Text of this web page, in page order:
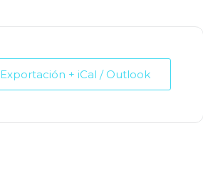
Exportación + iCal / Outlook